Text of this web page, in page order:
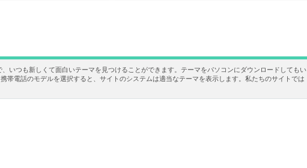
いつも新しくて面白いテーマを見つけることができます。テーマをパソコンにダウンロードしてもい
電話のモデルを選択すると、サイトのシステムは適当なテーマを表示します。私たちのサイトでは